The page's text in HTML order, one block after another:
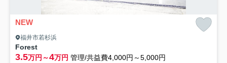
NEW
福井市若杉浜
Forest
3.5万円～4万円 管理/共益費4,000円～5,000円